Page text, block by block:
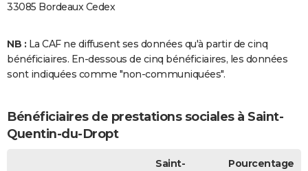
33085 Bordeaux Cedex
NB : La CAF ne diffusent ses données qu'à partir de cinq
bénéficiaires. En-dessous de cinq bénéficiaires, les données
sont indiquées comme "non-communiquées".
Bénéficiaires de prestations sociales à Saint-
Quentin-du-Dropt
Saint-
Pourcentage